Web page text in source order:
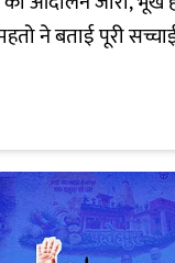
ने बताई पूरी